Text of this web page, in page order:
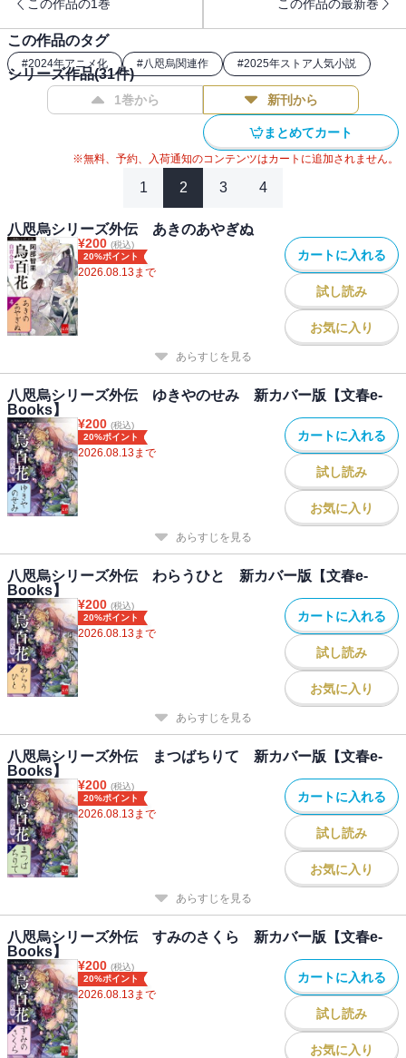
本編では描かれなかった、「恋」の尊い煌めきが満ちる魅惑の短編
集。
2020年ついにスタートした第二部『楽園の烏』の前に必読！の書。
※この電子書籍は2018年5月に文藝春秋より刊行された単行本の文庫
この作品の1巻 この作品の最新巻
この作品のタグ
#2024年アニメ化 #八咫烏関連作 #2025年ストア人気小説
シリーズ作品(31件)
1巻から 新刊から
まとめてカート
※無料、予約、入荷通知のコンテンツはカートに追加されません。
1 2 3 4
八咫烏シリーズ外伝 あきのあやぎぬ
¥200 (税込)
20%ポイント
2026.08.13まで
カートに入れる
試し読み
お気に入り
あらすじを見る
八咫烏シリーズ外伝 ゆきやのせみ 新カバー版【文春e-
Books】
¥200 (税込)
20%ポイント
2026.08.13まで
カートに入れる
試し読み
お気に入り
あらすじを見る
八咫烏シリーズ外伝 わらうひと 新カバー版【文春e-
Books】
¥200 (税込)
20%ポイント
2026.08.13まで
カートに入れる
試し読み
お気に入り
あらすじを見る
八咫烏シリーズ外伝 まつばちりて 新カバー版【文春e-
Books】
¥200 (税込)
20%ポイント
2026.08.13まで
カートに入れる
試し読み
お気に入り
あらすじを見る
八咫烏シリーズ外伝 すみのさくら 新カバー版【文春e-
Books】
¥200 (税込)
20%ポイント
2026.08.13まで
カートに入れる
試し読み
お気に入り